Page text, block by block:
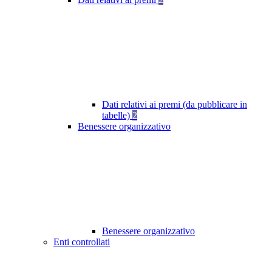
Dati relativi ai premi (da pubblicare in
tabelle) 2
Benessere organizzativo
Benessere organizzativo
Enti controllati